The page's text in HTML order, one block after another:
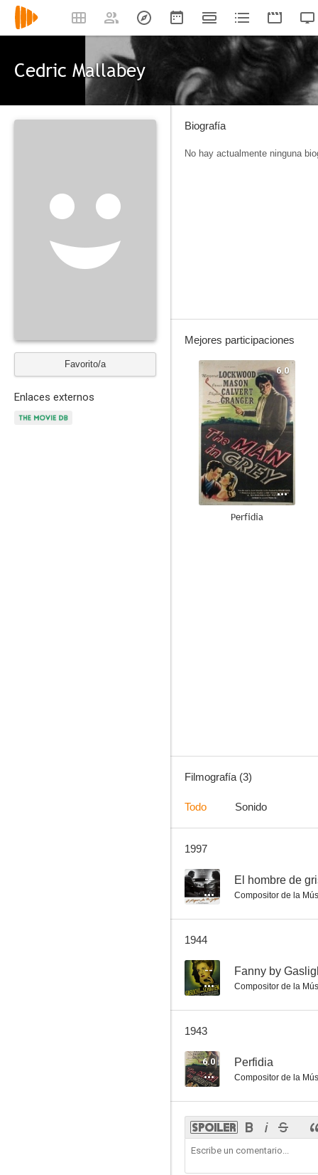
Cedric Mallabey
Favorito/a
Enlaces externos
Biografía
No hay actualmente ninguna
Mejores participaciones
6.0
Perfidia
Filmografía (3)
Todo Sonido
1997
-- El hombre de
Compositor de la
1944
-- Fanny by
Compositor de la
1943
6.0 Perfidia
Compositor de la